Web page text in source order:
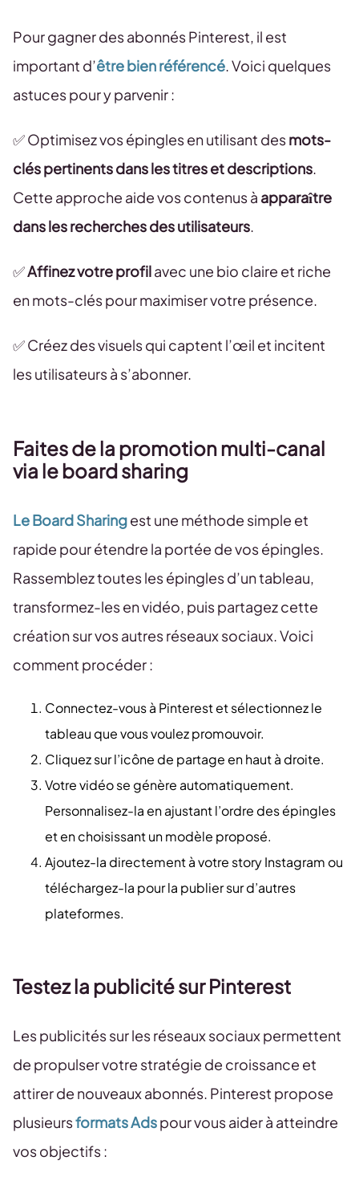
Pour gagner des abonnés Pinterest, il est
important d’être bien référencé. Voici quelques
astuces pour y parvenir :
✅ Optimisez vos épingles en utilisant desmots-
clés pertinents dans les titres et descriptions.
Cette approche aide vos contenus à apparaître
dans les recherches des utilisateurs.
✅Affinez votre profilavec une bio claire et riche
en mots-clés pour maximiser votre présence.
✅ Créez des visuels qui captent l’œil et incitent
les utilisateurs à s’abonner.
Faites de la promotion multi-canal
via le board sharing
Le Board Sharingest une méthode simple et
rapide pour étendre la portée de vos épingles.
Rassemblez toutes les épingles d’un tableau,
transformez-les en vidéo, puis partagez cette
création sur vos autres réseaux sociaux. Voici
comment procéder :
Connectez-vous à Pinterest et sélectionnez le
tableau que vous voulez promouvoir.
Cliquez sur l’icône de partage en haut à droite.
Votre vidéo se génère automatiquement.
Personnalisez-la en ajustant l’ordre des épingles
et en choisissant un modèle proposé.
Ajoutez-la directement à votre story Instagram ou
téléchargez-la pour la publier sur d’autres
plateformes.
Testez la publicité sur Pinterest
Les publicités sur les réseaux sociaux permettent
de propulser votre stratégie de croissance et
attirer de nouveaux abonnés. Pinterest propose
plusieursformats Adspour vous aider à atteindre
vos objectifs :